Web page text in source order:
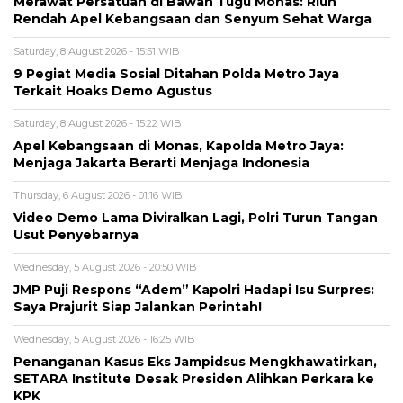
Rendah Apel Kebangsaan dan Senyum Sehat Warga
Saturday, 8 August 2026 - 15:51 WIB
9 Pegiat Media Sosial Ditahan Polda Metro Jaya
Terkait Hoaks Demo Agustus
Saturday, 8 August 2026 - 15:22 WIB
Apel Kebangsaan di Monas, Kapolda Metro Jaya:
Menjaga Jakarta Berarti Menjaga Indonesia
Thursday, 6 August 2026 - 01:16 WIB
Video Demo Lama Diviralkan Lagi, Polri Turun Tangan
Usut Penyebarnya
Wednesday, 5 August 2026 - 20:50 WIB
JMP Puji Respons “Adem” Kapolri Hadapi Isu Surpres:
Saya Prajurit Siap Jalankan Perintah!
Wednesday, 5 August 2026 - 16:25 WIB
Penanganan Kasus Eks Jampidsus Mengkhawatirkan,
SETARA Institute Desak Presiden Alihkan Perkara ke
KPK